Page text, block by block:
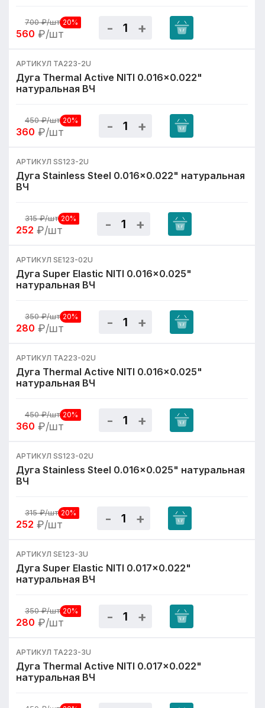
700₽/шт 20%
560 ₽/шт
АРТИКУЛ TA223-2U
Дуга Thermal Active NITI 0.016x0.022"
натуральная ВЧ
450₽/шт 20%
360 ₽/шт
АРТИКУЛ SS123-2U
Дуга Stainless Steel 0.016x0.022" натуральная
ВЧ
315₽/шт 20%
252 ₽/шт
АРТИКУЛ SE123-02U
Дуга Super Elastic NITI 0.016x0.025"
натуральная ВЧ
350₽/шт 20%
280 ₽/шт
АРТИКУЛ TA223-02U
Дуга Thermal Active NITI 0.016x0.025"
натуральная ВЧ
450₽/шт 20%
360 ₽/шт
АРТИКУЛ SS123-02U
Дуга Stainless Steel 0.016x0.025" натуральная
ВЧ
315₽/шт 20%
252 ₽/шт
АРТИКУЛ SE123-3U
Дуга Super Elastic NITI 0.017x0.022"
натуральная ВЧ
350₽/шт 20%
280 ₽/шт
АРТИКУЛ TA223-3U
Дуга Thermal Active NITI 0.017x0.022"
натуральная ВЧ